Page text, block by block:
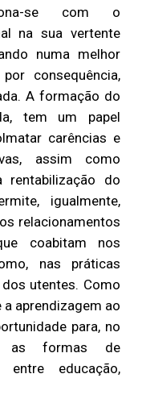
se com o
na sua vertente
numa melhor
consequência,
A formação do
tem um papel
carências e
assim como
rentabilização do
igualmente,
relacionamentos
coabitam nos
nas práticas
utentes. Como
aprendizagem ao
para, no
as formas de
entre educação,